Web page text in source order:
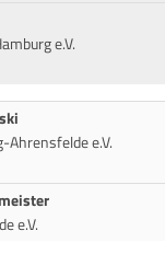
e.V.
Ahrensfelde e.V.
e.V.